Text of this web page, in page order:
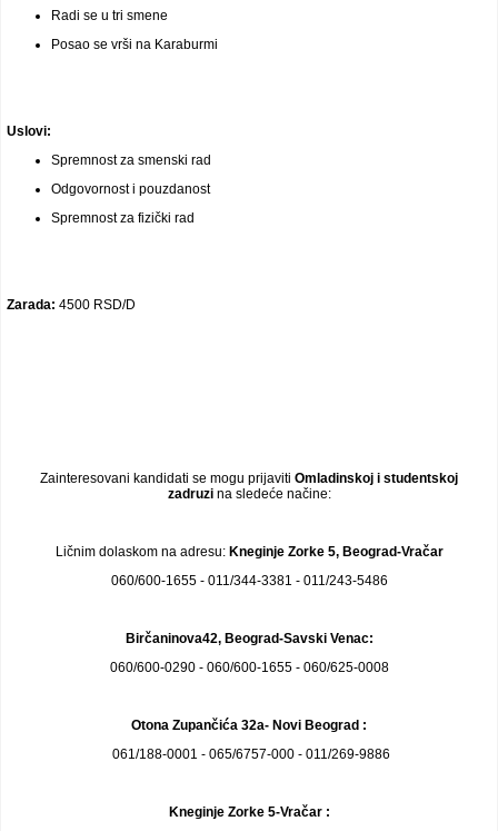
Radi se u tri smene
Posao se vrši na Karaburmi
Uslovi:
Spremnost za smenski rad
Odgovornost i pouzdanost
Spremnost za fizički rad
Zarada: 4500 RSD/D
Zainteresovani kandidati se mogu prijaviti Omladinskoj i studentskoj
zadruzina sledeće načine:
Ličnim dolaskom na adresu: Kneginje Zorke 5, Beograd-Vračar
060/600-1655 - 011/344-3381 - 011/243-5486
Birčaninova42, Beograd-Savski Venac:
060/600-0290 - 060/600-1655 - 060/625-0008
Otona Zupančića 32a- Novi Beograd :
061/188-0001 - 065/6757-000 - 011/269-9886
Kneginje Zorke 5-Vračar :